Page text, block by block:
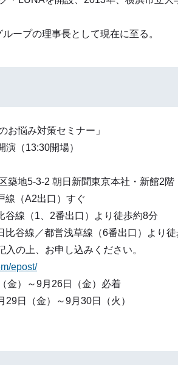
ープの理事長として現在に至る。
悩み対策セミナー」
（13:30開場）
5-3-2 朝日新聞東京本社・新館2階
線（A2出口）すぐ
1、2番出口）より徒歩約8分
／都営浅草線（6番出口）より徒
の上、お申し込みください。
epost/
金）～9月26日（金）必着
（金）～9月30日（火）